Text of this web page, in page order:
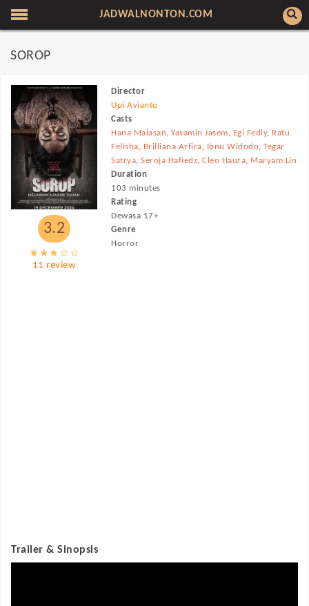
JADWALNONTON.COM
SOROP
3.2
11 review
Director
Upi Avianto
Casts
Hana Malasan,Yasamin Jasem, Egi Fedly, Ratu
Felisha, Brilliana Arfira, Ibnu Widodo,Tegar
Satrya,Seroja Hafiedz,Cleo Haura, Maryam Lin
Duration
103 minutes
Rating
Dewasa 17+
Genre
Horror
Trailer & Sinopsis